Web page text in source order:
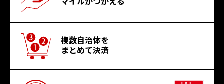
複数自治体を
まとめて決済